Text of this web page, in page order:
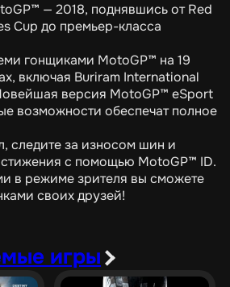
— 2018, поднявшись от Red
Cup до премьер-класса
гонщиками MotoGP™ на 19
включая Buriram International
версия MotoGP™ eSport
возможности обеспечат полное
следите за износом шин и
с помощью MotoGP™ ID.
в режиме зрителя вы сможете
своих друзей!
игры